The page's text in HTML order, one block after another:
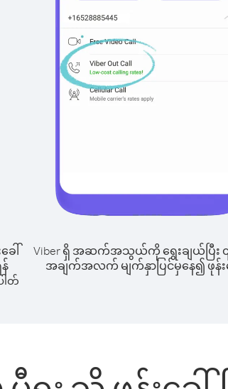
ါ်
ါတ်
Viber ရှိ အဆက်အသွယ်ကို ရွေးချယ်ပြီး
အချက်အလက် မျက်နှာပြင်မှနေ၍ ဖုန်းခ